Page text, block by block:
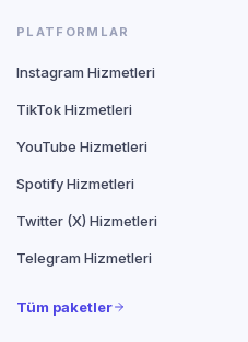
PLATFORMLAR
Instagram Hizmetleri
TikTok Hizmetleri
YouTube Hizmetleri
Spotify Hizmetleri
Twitter (X) Hizmetleri
Telegram Hizmetleri
Tüm paketler